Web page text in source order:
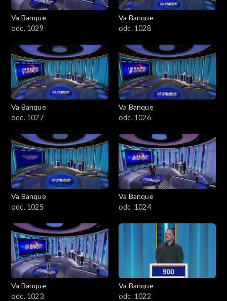
Va Banque
odc. 1029
Va Banque
odc. 1028
Va Banque
odc. 1027
Va Banque
odc. 1026
Va Banque
odc. 1025
Va Banque
odc. 1024
Va Banque
odc. 1023
Va Banque
odc. 1022